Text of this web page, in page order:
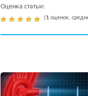
Оценка статьи:
(1 оценок,